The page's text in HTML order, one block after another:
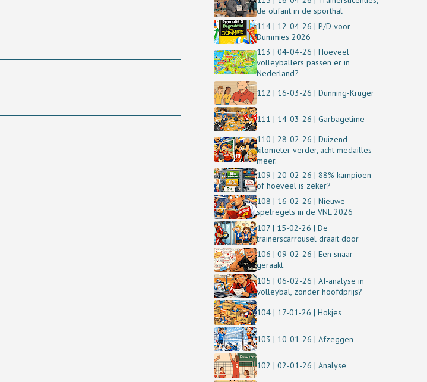
de olifant in de sporthal
114 | 12-04-26 | P/D voor
Dummies 2026
113 | 04-04-26 | Hoeveel
volleyballers passen er in
Nederland?
112 | 16-03-26 | Dunning-Kruger
111 | 14-03-26 | Garbagetime
110 | 28-02-26 | Duizend
kilometer verder, acht medailles
meer.
109 | 20-02-26 | 88% kampioen
of hoeveel is zeker?
108 | 16-02-26 | Nieuwe
spelregels in de VNL 2026
107 | 15-02-26 | De
trainerscarrousel draait door
106 | 09-02-26 | Een snaar
geraakt
105 | 06-02-26 | AI-analyse in
volleybal, zonder hoofdprijs?
104 | 17-01-26 | Hokjes
103 | 10-01-26 | Afzeggen
102 | 02-01-26 | Analyse